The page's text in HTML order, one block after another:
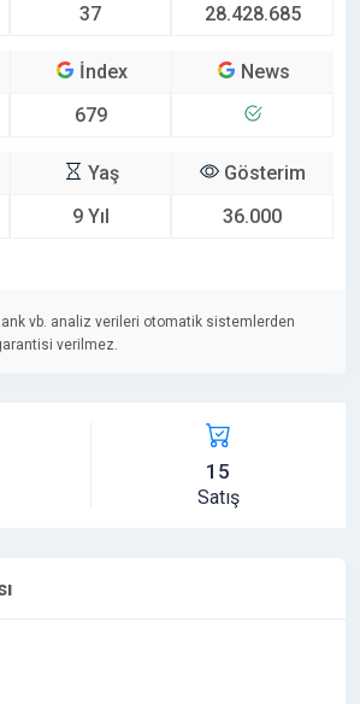
37
28.428.685
İndex
679
News
Yaş
9 Yıl
Gösterim
36.000
vb. analiz verileri otomatik sistemlerden
verilmez.
15
Satış